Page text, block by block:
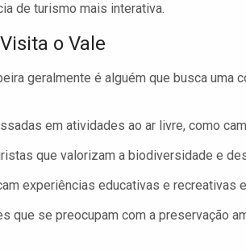
de turismo mais interativa.
o Vale
geralmente é alguém que busca uma
em atividades ao ar livre, como
que valorizam a biodiversidade e
experiências educativas e recreativas
que se preocupam com a preservação